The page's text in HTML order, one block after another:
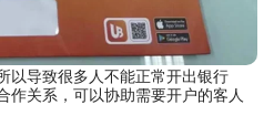
以导致很多人不能正常开出银行
作关系，可以协助需要开户的客人